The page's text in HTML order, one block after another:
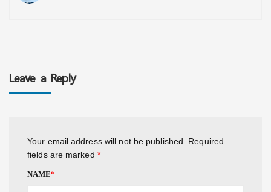
Leave a Reply
Your email address will not be published.
Required
fields are marked *
NAME*